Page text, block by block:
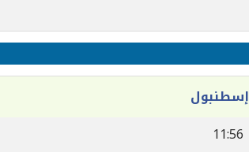
إسطنبول
11:56